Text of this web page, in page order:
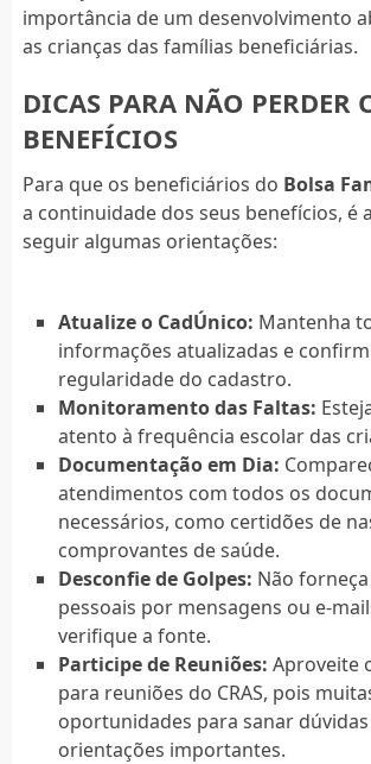
importância de um desenvolvimento
as crianças das famílias beneficiárias.
DICAS PARA NÃO PERDER
BENEFÍCIOS
Para que os beneficiários do Bolsa
a continuidade dos seus benefícios, é
seguir algumas orientações:
Atualize o CadÚnico: Mantenha
informações atualizadas e
regularidade do cadastro.
Monitoramento das Faltas:
atento à frequência escolar das
Documentação em Dia:
atendimentos com todos os
necessários, como certidões de
comprovantes de saúde.
Desconfie de Golpes: Não
pessoais por mensagens ou e-
verifique a fonte.
Participe de Reuniões: Aproveite
para reuniões do CRAS, pois
oportunidades para sanar
orientações importantes.